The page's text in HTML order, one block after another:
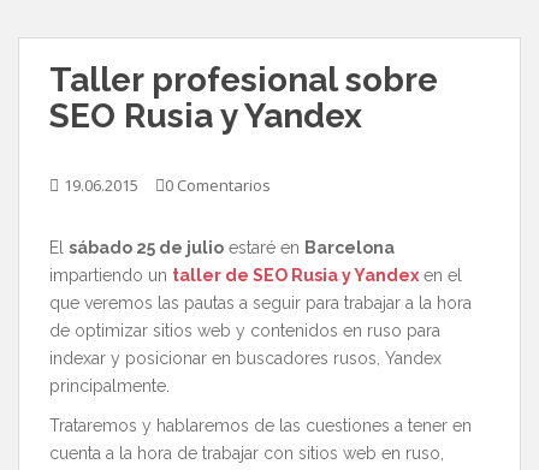
Taller profesional sobre
SEO Rusia y Yandex
19.06.2015 0 Comentarios
El sábado 25 de julio estaré en Barcelona
impartiendo un taller de SEO Rusia y Yandex en el
que veremos las pautas a seguir para trabajar a la hora
de optimizar sitios web y contenidos en ruso para
indexar y posicionar en buscadores rusos, Yandex
principalmente.
Trataremos y hablaremos de las cuestiones a tener en
cuenta a la hora de trabajar con sitios web en ruso,